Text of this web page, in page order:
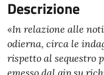
Descrizione
«In relazione alle
odierna, circa le
rispetto al sequestro
emesso dal gip su